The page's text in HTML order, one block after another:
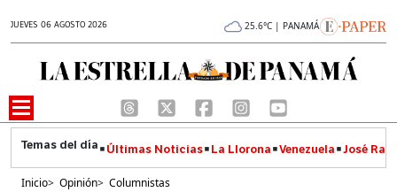
JUEVES 06 AGOSTO 2026 25.6°C | PANAMÁ
Últimas Noticias La Llorona Venezuela José
Inicio> Opinión> Columnistas